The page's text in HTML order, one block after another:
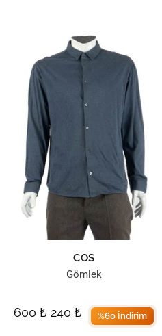
COS
Gömlek
600₺ 240₺ %60 İndirim